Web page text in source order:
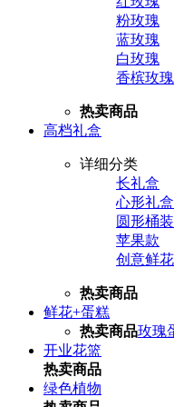
粉玫瑰
蓝玫瑰
白玫瑰
香槟玫瑰
热卖商品
高档礼盒
详细分类
长礼盒
心形礼盒
圆形桶装
苹果款
创意鲜花
热卖商品
鲜花+蛋糕
热卖商品玫瑰
开业花篮
热卖商品
绿色植物